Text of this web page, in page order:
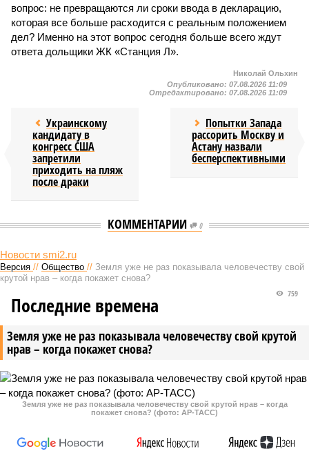
вопрос: не превращаются ли сроки ввода в декларацию,
которая все больше расходится с реальным положением
дел? Именно на этот вопрос сегодня больше всего ждут
ответа дольщики ЖК «Станция Л».
Николай Ольхин
Опубликовано: 07.08.2026 11:09
Отредактировано: 07.08.2026 11:09
Украинскому
кандидату в
конгресс США
запретили
приходить на пляж
после драки
Попытки Запада
рассорить Москву и
Астану назвали
бесперспективными
КОММЕНТАРИИ 0
Новости smi2.ru
Версия // Общество // Земля уже не раз показывала человечеству свой
крутой нрав – когда покажет снова?
Земля уже не раз показывала человечеству свой крутой
нрав – когда покажет снова?
759
Последние времена
Земля уже не раз показывала человечеству свой крутой нрав – когда
покажет снова? (фото: АР-ТАСС)